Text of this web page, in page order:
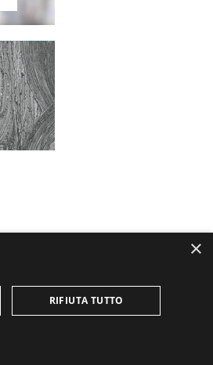
×
RIFIUTA TUTTO